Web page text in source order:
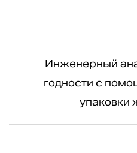
Инженерный
годности с
упаковки